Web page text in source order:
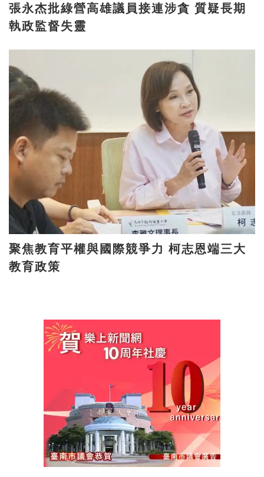
張永杰批綠營高雄議員接連涉貪 質疑長期
執政監督失靈
聚焦教育平權與國際競爭力 柯志恩端三大
教育政策